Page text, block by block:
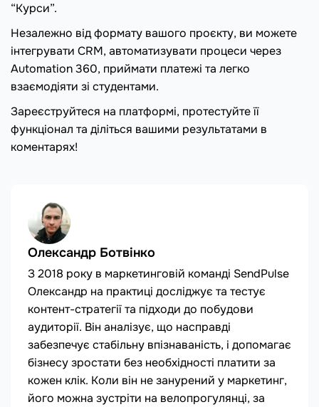
“Курси”.
Незалежно від формату вашого проєкту, ви можете
інтегрувати CRM, автоматизувати процеси через
Automation 360, приймати платежі та легко
взаємодіяти зі студентами.
Зареєструйтеся на платформі, протестуйте її
функціонал та діліться вашими результатами в
коментарях!
Олександр Ботвінко
З 2018 року в маркетинговій команді SendPulse
Олександр на практиці досліджує та тестує
контент-стратегії та підходи до побудови
аудиторії. Він аналізує, що насправді
забезпечує стабільну впізнаваність, і допомагає
бізнесу зростати без необхідності платити за
кожен клік. Коли він не занурений у маркетинг,
його можна зустріти на велопрогулянці, за